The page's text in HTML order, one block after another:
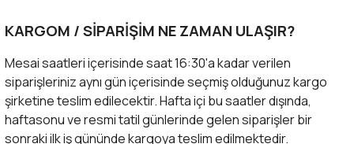
KARGOM / SİPARİŞİM NE ZAMAN ULAŞIR?
Mesai saatleri içerisinde saat 16:30'a kadar verilen
siparişleriniz aynı gün içerisinde seçmiş olduğunuz kargo
şirketine teslim edilecektir. Hafta içi bu saatler dışında,
haftasonu ve resmi tatil günlerinde gelen siparişler bir
sonraki ilk iş gününde kargoya teslim edilmektedir.